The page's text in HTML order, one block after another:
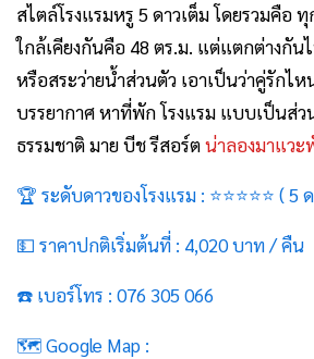
สไตล์โรงแรมหรู 5 ดาวเต็ม โดยรวมคือ
ใกล้เคียงกันคือ 48 ตร.ม. แต่แตกต่างกันไ
หรือสระว่ายน้ำส่วนตัว เอาเป็นว่าคู่รักไ
บรรยากาศ หาที่พัก โรงแรม แบบเป็นส่
ธรรมชาติ มาย บีช รีสอร์ตน่าลองมาแวะ
🏆 ระดับดาวของโรงแรม : ⭐⭐⭐⭐⭐ ( 5
💵 ราคาปกติเริ่มต้นที่ : 4,020 บาท / คืน
☎️ เบอร์โทร : 076 305 066
🗺️ Google Map :